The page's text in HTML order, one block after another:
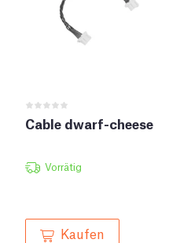
Cable dwarf-cheese
Vorrätig
Kaufen